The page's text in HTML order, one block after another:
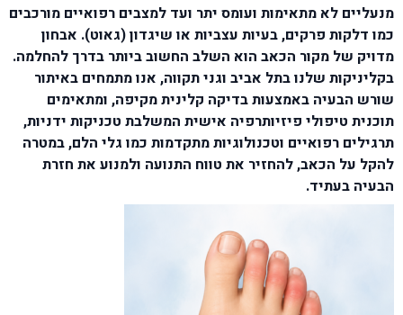
מנעליים לא מתאימות ועומס יתר ועד למצבים רפואיים מורכבים
כמו דלקות פרקים, בעיות עצביות או שיגדון (גאוט). אבחון
מדויק של מקור הכאב הוא השלב החשוב ביותר בדרך להחלמה.
בקליניקות שלנו בתל אביב וגני תקווה, אנו מתמחים באיתור
שורש הבעיה באמצעות בדיקה קלינית מקיפה, ומתאימים
תוכנית טיפולי פיזיותרפיה אישית המשלבת טכניקות ידניות,
תרגילים רפואיים וטכנולוגיות מתקדמות כמו גלי הלם, במטרה
להקל על הכאב, להחזיר את טווח התנועה ולמנוע את חזרת
הבעיה בעתיד.